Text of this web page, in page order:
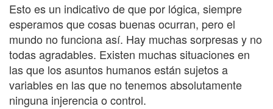
Esto es un indicativo de que por lógica, siempre
esperamos que cosas buenas ocurran, pero el
mundo no funciona así. Hay muchas sorpresas y no
todas agradables. Existen muchas situaciones en
las que los asuntos humanos están sujetos a
variables en las que no tenemos absolutamente
ninguna injerencia o control.